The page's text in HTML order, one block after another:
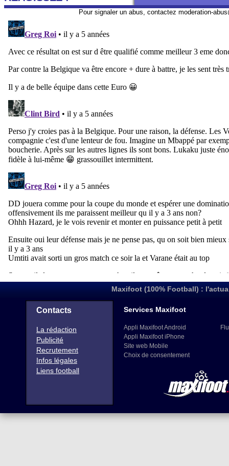
Pour signaler un abus, contactez moderation-
Maxifoot (100% Football) :
Contacts
La rédaction
Publicité
Recrutement
Infos légales
Liens football
Services Maxifoot
Appli Maxifoot Android
Appli Maxifoot iPhone
Site web Mobile
Choix de consentement